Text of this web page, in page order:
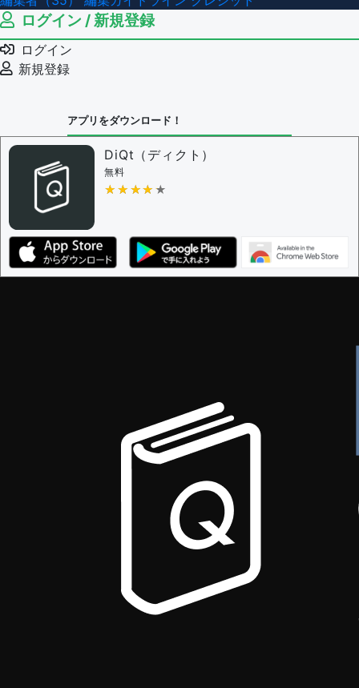
ログイン / 新規登録
ログイン
新規登録
アプリをダウンロード！
DiQt（ディクト）
無料
★★★★★
★★★★★